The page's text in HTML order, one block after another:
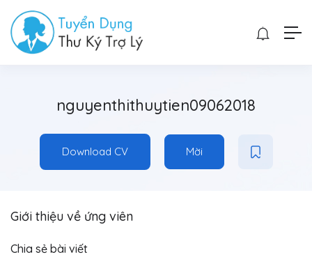
nguyenthithuytien09062018
Download CV Mời
Giới thiệu về ứng viên
Chia sẻ bài viết